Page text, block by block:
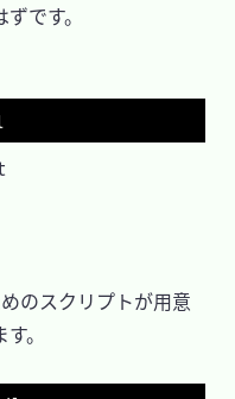
です。
のスクリプトが用意
。